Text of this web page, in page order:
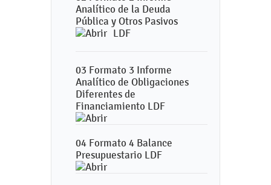
Analítico de la Deuda
Pública y Otros Pasivos
LDF
03 Formato 3 Informe
Analítico de Obligaciones
Diferentes de
Financiamiento LDF
04 Formato 4 Balance
Presupuestario LDF